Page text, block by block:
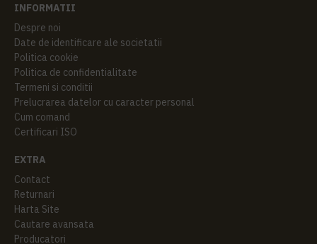
INFORMATII
Despre noi
Date de identificare ale societatii
Politica cookie
Politica de confidentialitate
Termeni si conditii
Prelucrarea datelor cu caracter personal
Cum comand
Certificari ISO
EXTRA
Contact
Returnari
Harta Site
Cautare avansata
Producatori